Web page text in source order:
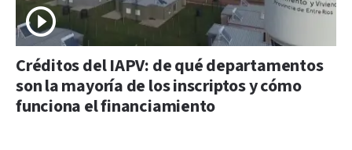
Créditos del IAPV: de qué departamentos
son la mayoría de los inscriptos y cómo
funciona el financiamiento